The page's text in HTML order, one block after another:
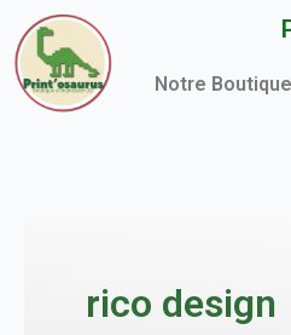
Aller
au
contenu
Notre Boutique
rico design